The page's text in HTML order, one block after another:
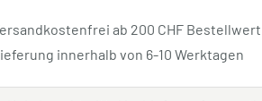
ab 200 CHF Bestellwert
innerhalb von 6-10 Werktagen